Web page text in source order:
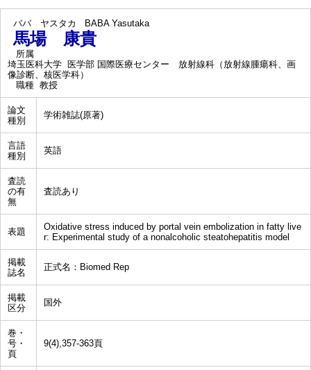
ババ ヤスタカ BABA Yasutaka
馬場 康貴
所属
埼玉医科大学 医学部 国際医療センター 放射線科（放射線腫瘍科、画
像診断、核医学科）
職種 教授
論文
種別
学術雑誌(原著)
言語
種別
英語
査読
の有
無
査読あり
表題
Oxidative stress induced by portal vein embolization in fatty live
r: Experimental study of a nonalcoholic steatohepatitis model
掲載
誌名
正式名：Biomed Rep
掲載
区分
国外
巻・
号・
頁
9(4),357-363頁